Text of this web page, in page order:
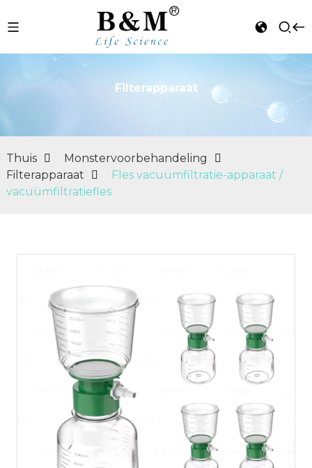
Filterapparaat
Thuis
Monstervoorbehandeling
Filterapparaat
Fles vacuümfiltratie-apparaat /
vacuümfiltratiefles